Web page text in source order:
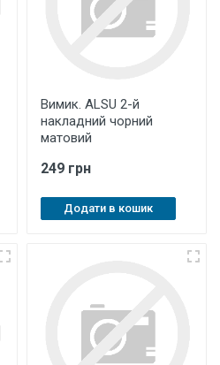
Вимик. ALSU 2-й
накладний чорний
матовий
249 грн
Додати в кошик